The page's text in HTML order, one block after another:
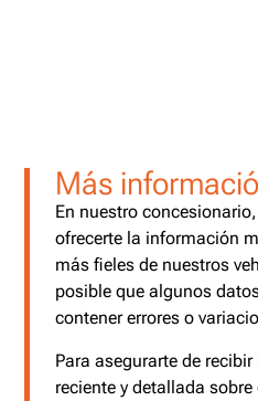
Más
En nuestro
ofrecerte la información
más fieles de nuestros
posible que algunos
contener errores o
Para asegurarte de
reciente y detallada